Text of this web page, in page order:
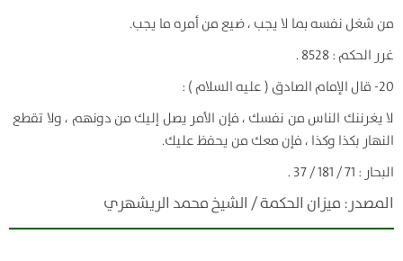
من شغل نفسه بما لا يجب ، ضيع من أمره ما يجب.
غرر الحكم : 8528 .
20- قال الإمام الصادق ( عليه السلام ) :
لا يغرننك الناس من نفسك ، فإن الأمر يصل إليك من دونهم ، ولا تقطع
النهار بكذا وكذا ، فإن معك من يحفظ عليك.
البحار : 71 / 181 / 37 .
المصدر: ميزان الحكمة / الشيخ محمد الريشهري